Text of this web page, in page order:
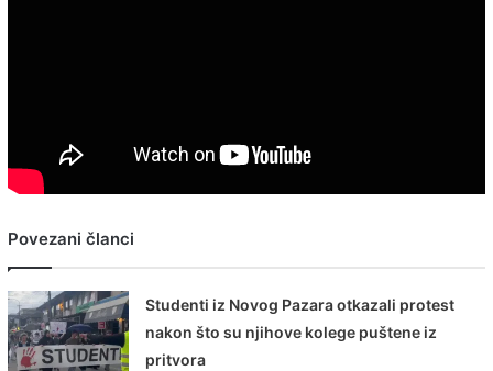
Povezani članci
Studenti iz Novog Pazara otkazali protest
nakon što su njihove kolege puštene iz
pritvora